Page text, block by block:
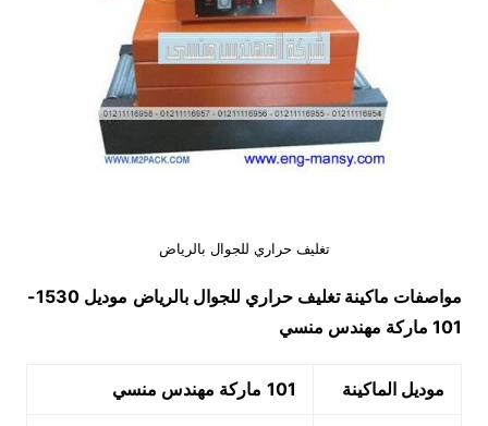
تغليف حراري للجوال بالرياض
مواصفات ماكينة تغليف حراري للجوال بالرياض
موديل 1530-
101 ماركة مهندس منسي
موديل الماكينة 101 ماركة مهندس منسي